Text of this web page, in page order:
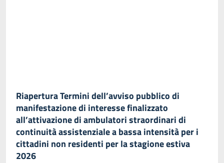
Riapertura Termini dell’avviso pubblico di
manifestazione di interesse finalizzato
all’attivazione di ambulatori straordinari di
continuità assistenziale a bassa intensità per i
cittadini non residenti per la stagione estiva
2026